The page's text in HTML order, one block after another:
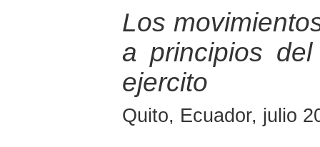
Los
a principios
ejercito
Quito, Ecuador, julio